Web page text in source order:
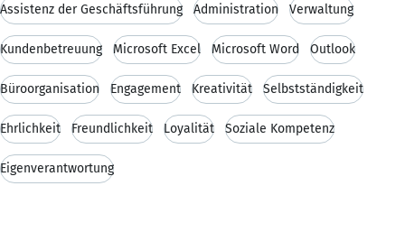
Assistenz der Geschäftsführung Administration Verwaltung
Kundenbetreuung Microsoft Excel Microsoft Word Outlook
Büroorganisation Engagement Kreativität Selbstständigkeit
Ehrlichkeit Freundlichkeit Loyalität Soziale Kompetenz
Eigenverantwortung